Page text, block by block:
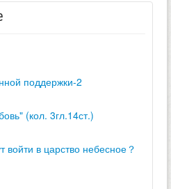
поддержки-2
(кол. 3гл.14ст.)
войти в царство небесное？